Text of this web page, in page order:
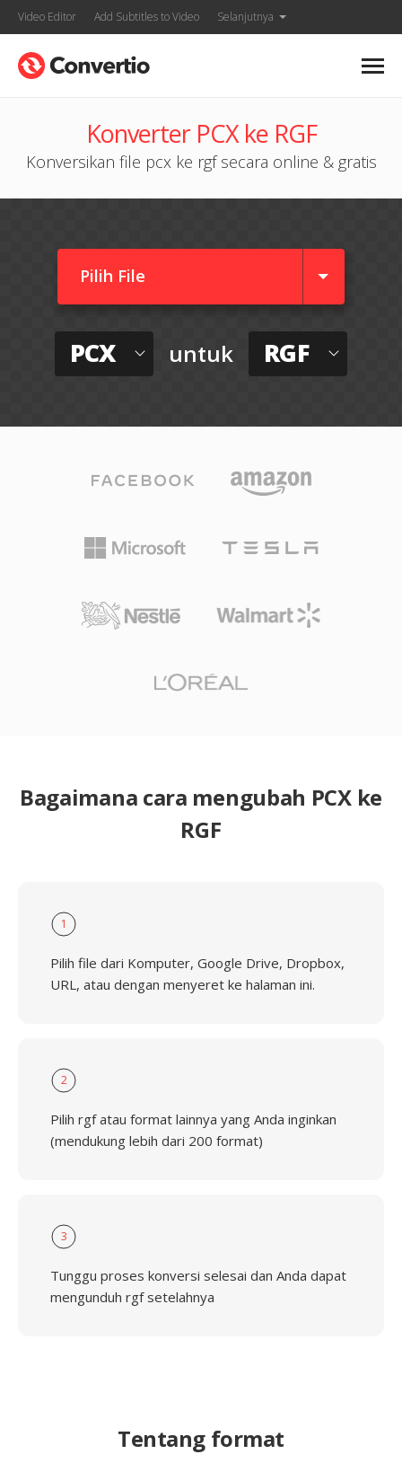
Video Editor Add Subtitles to Video Selanjutnya
Konverter PCX ke RGF
Konversikan file pcx ke rgf secara online & gratis
Pilih File
PCX untuk RGF
Bagaimana cara mengubah PCX ke
RGF
1
Pilih file dari Komputer, Google Drive, Dropbox,
URL, atau dengan menyeret ke halaman ini.
2
Pilih rgf atau format lainnya yang Anda inginkan
(mendukung lebih dari 200 format)
3
Tunggu proses konversi selesai dan Anda dapat
mengunduh rgf setelahnya
Tentang format